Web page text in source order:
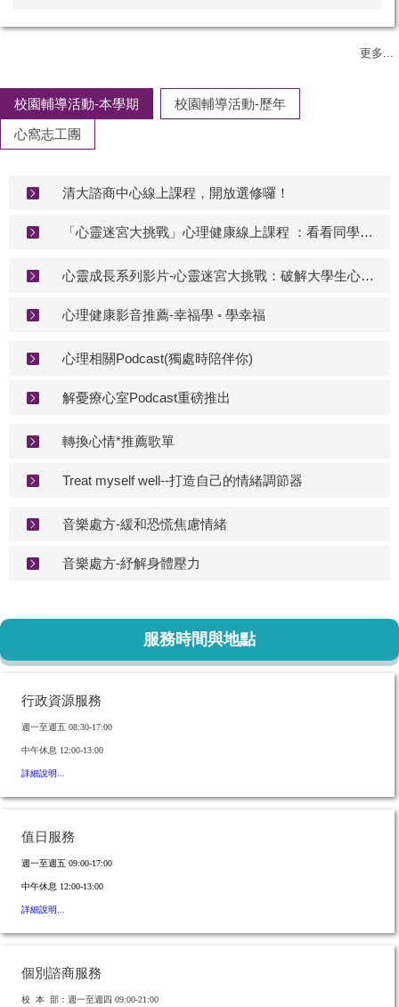
更多...
校園輔導活動-本學期
校園輔導活動-歷年
心窩志工團
清大諮商中心線上課程，開放選修囉！
「心靈迷宮大挑戰」心理健康線上課程 ：看看同學看過影片後怎麼說！
心靈成長系列影片-心靈迷宮大挑戰：破解大學生心理成長的謎題
心理健康影音推薦-幸福學 ◦ 學幸福
心理相關Podcast(獨處時陪伴你)
解憂療心室Podcast重磅推出
轉換心情*推薦歌單
Treat myself well--打造自己的情緒調節器
音樂處方-緩和恐慌焦慮情緒
音樂處方-紓解身體壓力
服務時間與地點
行政資源服務
週一至週五 08:30-17:00
中午休息 12:00-13:00
詳細說明...
值日服務
週一至週五 09:00-17:00
中午休息 12:00-13:00
詳細說明...
個別諮商服務
校 本 部：週一至週四 09:00-21:00